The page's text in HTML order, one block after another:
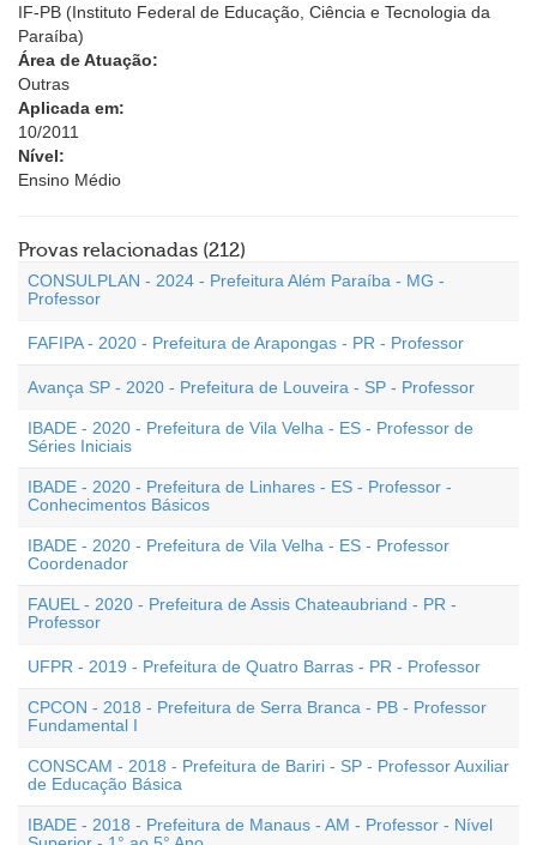
IF-PB (Instituto Federal de Educação, Ciência e Tecnologia da
Paraíba)
Área de Atuação:
Outras
Aplicada em:
10/2011
Nível:
Ensino Médio
Provas relacionadas (212)
CONSULPLAN - 2024 - Prefeitura Além Paraíba - MG -
Professor
FAFIPA - 2020 - Prefeitura de Arapongas - PR - Professor
Avança SP - 2020 - Prefeitura de Louveira - SP - Professor
IBADE - 2020 - Prefeitura de Vila Velha - ES - Professor de
Séries Iniciais
IBADE - 2020 - Prefeitura de Linhares - ES - Professor -
Conhecimentos Básicos
IBADE - 2020 - Prefeitura de Vila Velha - ES - Professor
Coordenador
FAUEL - 2020 - Prefeitura de Assis Chateaubriand - PR -
Professor
UFPR - 2019 - Prefeitura de Quatro Barras - PR - Professor
CPCON - 2018 - Prefeitura de Serra Branca - PB - Professor
Fundamental I
CONSCAM - 2018 - Prefeitura de Bariri - SP - Professor Auxiliar
de Educação Básica
IBADE - 2018 - Prefeitura de Manaus - AM - Professor - Nível